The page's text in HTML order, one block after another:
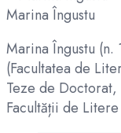
Marina Îngustu
Marina Îngustu
(Facultatea de
Teze de
Facultății de